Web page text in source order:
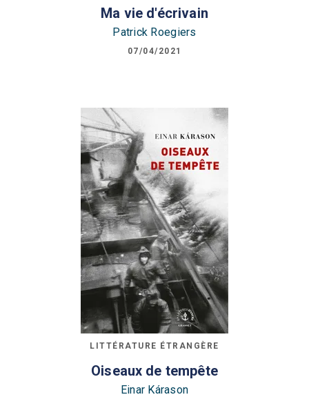
Ma vie d'écrivain
Patrick Roegiers
07/04/2021
LITTÉRATURE ÉTRANGÈRE
Oiseaux de tempête
Einar Kárason